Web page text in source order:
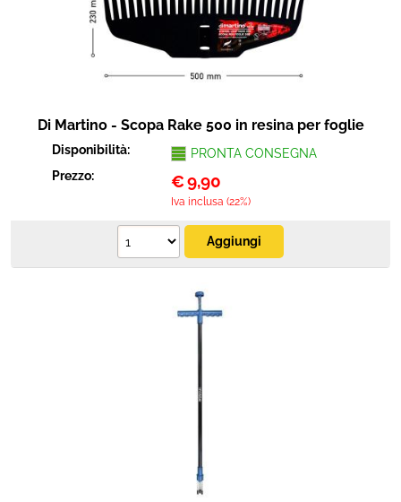
Pet Store
Agricoltura
Ricambi
Di Martino - Scopa Rake 500 in resina per foglie
Disponibilità:
PRONTA CONSEGNA
Prezzo:
€9,90
Iva inclusa (22%)